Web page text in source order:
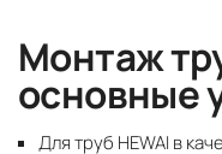
Монтаж
основные
Для труб HEWAI в